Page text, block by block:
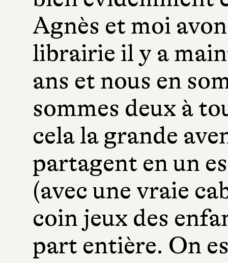
Agnès et moi
librairie il y a
ans et nous en
sommes deux à
cela la grande
partagent en un
(avec une vraie
coin jeux des
part entière. On